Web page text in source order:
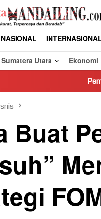
NASIONAL
Sumatera Utara Ekonomi
Pembongkaran
Buat